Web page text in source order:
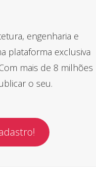
engenharia e
plataforma exclusiva
mais de 8 milhões
o seu.